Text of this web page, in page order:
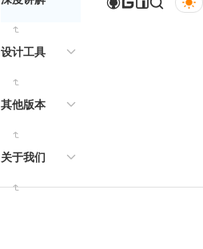
设计工具
其他版本
关于我们